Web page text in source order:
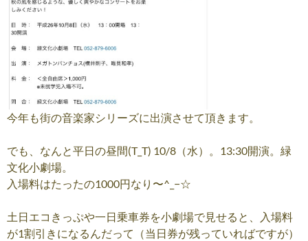
今年も街の音楽家シリーズに出演させて頂きます。
でも、なんと平日の昼間(T_T) 10/8（水）。13:30開演。緑
文化小劇場。
入場料はたったの1000円なり〜^_−☆
土日エコきっぷや一日乗車券を小劇場で見せると、入場料
が1割引きになるんだって（当日券が残っていればですが）